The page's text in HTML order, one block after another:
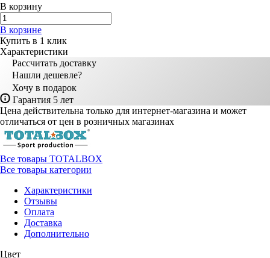
В корзину
В корзине
Купить в 1 клик
Характеристики
Рассчитать доставку
Нашли дешевле?
Хочу в подарок
Гарантия 5 лет
Цена действительна только для интернет-магазина и может
отличаться от цен в розничных магазинах
Все товары TOTALBOX
Все товары категории
Характеристики
Отзывы
Оплата
Доставка
Дополнительно
Цвет